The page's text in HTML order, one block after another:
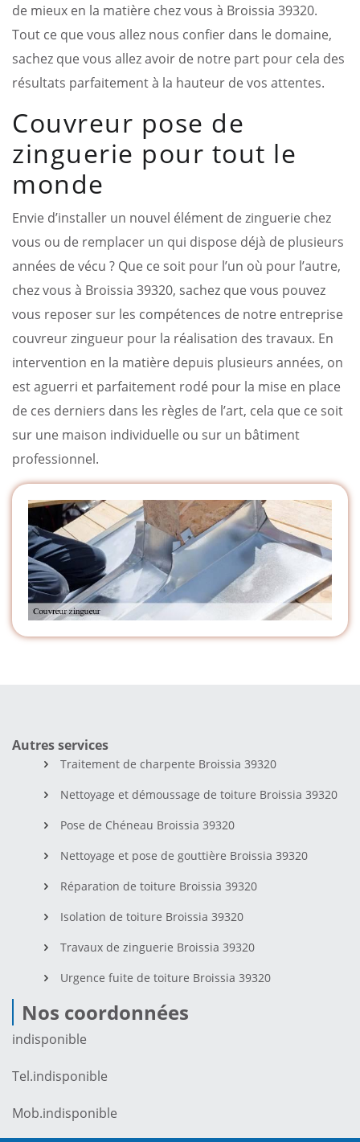
de mieux en la matière chez vous à Broissia 39320.
Tout ce que vous allez nous confier dans le domaine,
sachez que vous allez avoir de notre part pour cela des
résultats parfaitement à la hauteur de vos attentes.
Couvreur pose de
zinguerie pour tout le
monde
Envie d’installer un nouvel élément de zinguerie chez
vous ou de remplacer un qui dispose déjà de plusieurs
années de vécu ? Que ce soit pour l’un où pour l’autre,
chez vous à Broissia 39320, sachez que vous pouvez
vous reposer sur les compétences de notre entreprise
couvreur zingueur pour la réalisation des travaux. En
intervention en la matière depuis plusieurs années, on
est aguerri et parfaitement rodé pour la mise en place
de ces derniers dans les règles de l’art, cela que ce soit
sur une maison individuelle ou sur un bâtiment
professionnel.
Autres services
Traitement de charpente Broissia 39320
Nettoyage et démoussage de toiture Broissia 39320
Pose de Chéneau Broissia 39320
Nettoyage et pose de gouttière Broissia 39320
Réparation de toiture Broissia 39320
Isolation de toiture Broissia 39320
Travaux de zinguerie Broissia 39320
Urgence fuite de toiture Broissia 39320
Nos coordonnées
indisponible
Tel.indisponible
Mob.indisponible